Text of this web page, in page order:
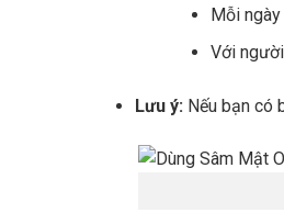
Mỗi
Với
Lưu ý:Nếu bạn có